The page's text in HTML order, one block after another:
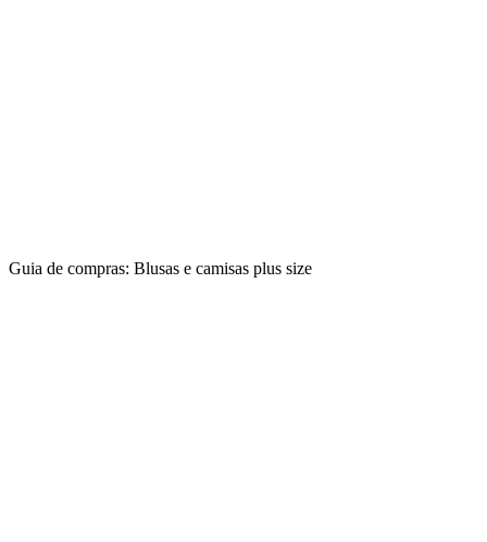
Guia de compras: Blusas e camisas plus size